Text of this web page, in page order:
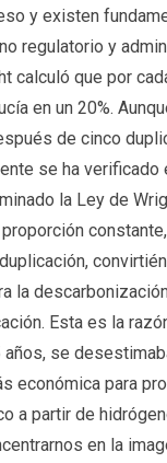
y existen
regulatorio y
calculó que por
en un 20%.
de cinco
se ha verificado
la Ley de
la
Esta es la
se
económica para
a partir de
en la